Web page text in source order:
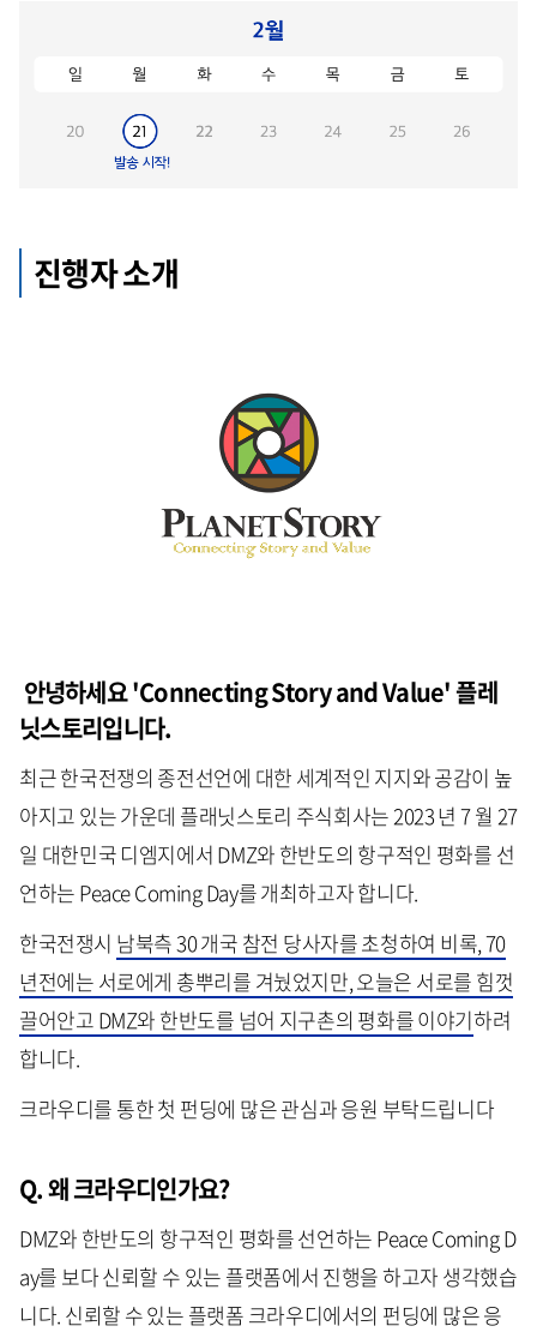
진행자 소개
안녕하세요 'Connecting Story and Value' 플레
닛스토리입니다.
최근 한국전쟁의 종전선언에 대한 세계적인 지지와 공감이 높
아지고 있는 가운데 플래닛스토리 주식회사는 2023 년 7 월 27
일 대한민국 디엠지에서 DMZ와 한반도의 항구적인 평화를 선
언하는 Peace Coming Day를 개최하고자 합니다.
한국전쟁시 남북측 30 개국 참전 당사자를 초청하여 비록, 70
년전에는 서로에게 총뿌리를 겨눴었지만, 오늘은 서로를 힘껏
끌어안고 DMZ와 한반도를 넘어 지구촌의 평화를 이야기하려
합니다.
크라우디를 통한 첫 펀딩에 많은 관심과 응원 부탁드립니다
Q. 왜 크라우디인가요?
DMZ와 한반도의 항구적인 평화를 선언하는 Peace Coming D
ay를 보다 신뢰할 수 있는 플랫폼에서 진행을 하고자 생각했습
니다. 신뢰할 수 있는 플랫폼 크라우디에서의 펀딩에 많은 응